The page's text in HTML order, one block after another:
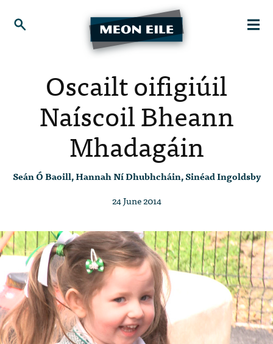
Oscailt oifigiúil
Naíscoil Bheann
Mhadagáin
Seán Ó Baoill, Hannah Ní Dhubhcháin, Sinéad Ingoldsby
24 June 2014